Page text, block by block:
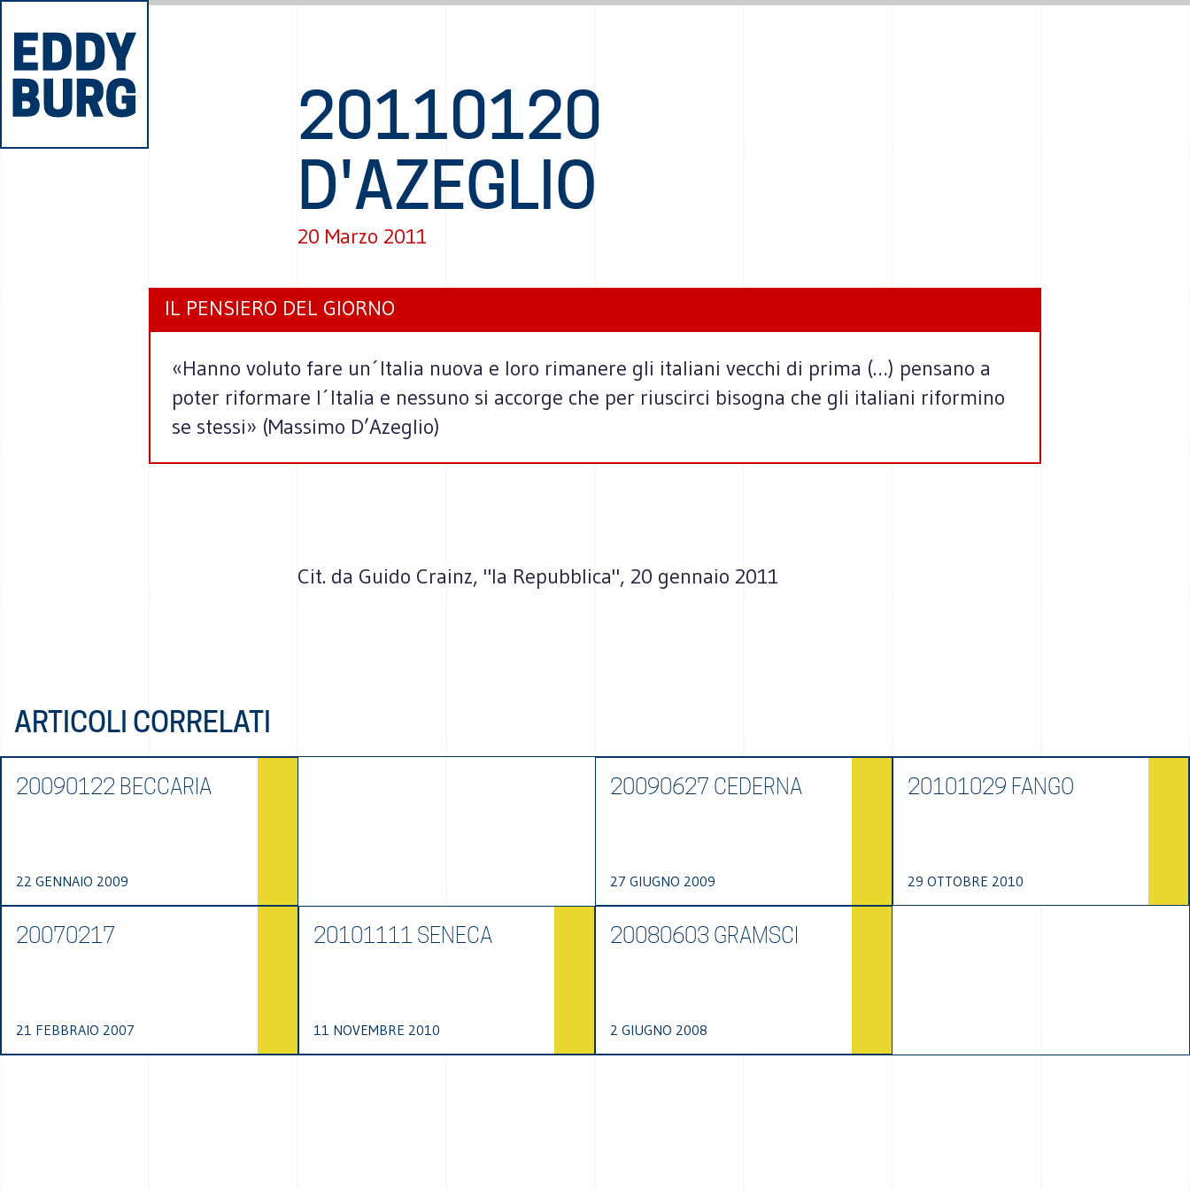
20110120
D'AZEGLIO
20 Marzo 2011
IL PENSIERO DEL GIORNO
«Hanno voluto fare un´Italia nuova e loro rimanere gli italiani vecchi di prima (…) pensano a
poter riformare l´Italia e nessuno si accorge che per riuscirci bisogna che gli italiani riformino
se stessi» (Massimo D’Azeglio)
Cit. da Guido Crainz, "la Repubblica", 20 gennaio 2011
ARTICOLI CORRELATI
20090122 BECCARIA
22 GENNAIO 2009
20090627 CEDERNA
27 GIUGNO 2009
20101029 FANGO
29 OTTOBRE 2010
20070217
21 FEBBRAIO 2007
20101111 SENECA
11 NOVEMBRE 2010
20080603 GRAMSCI
2 GIUGNO 2008